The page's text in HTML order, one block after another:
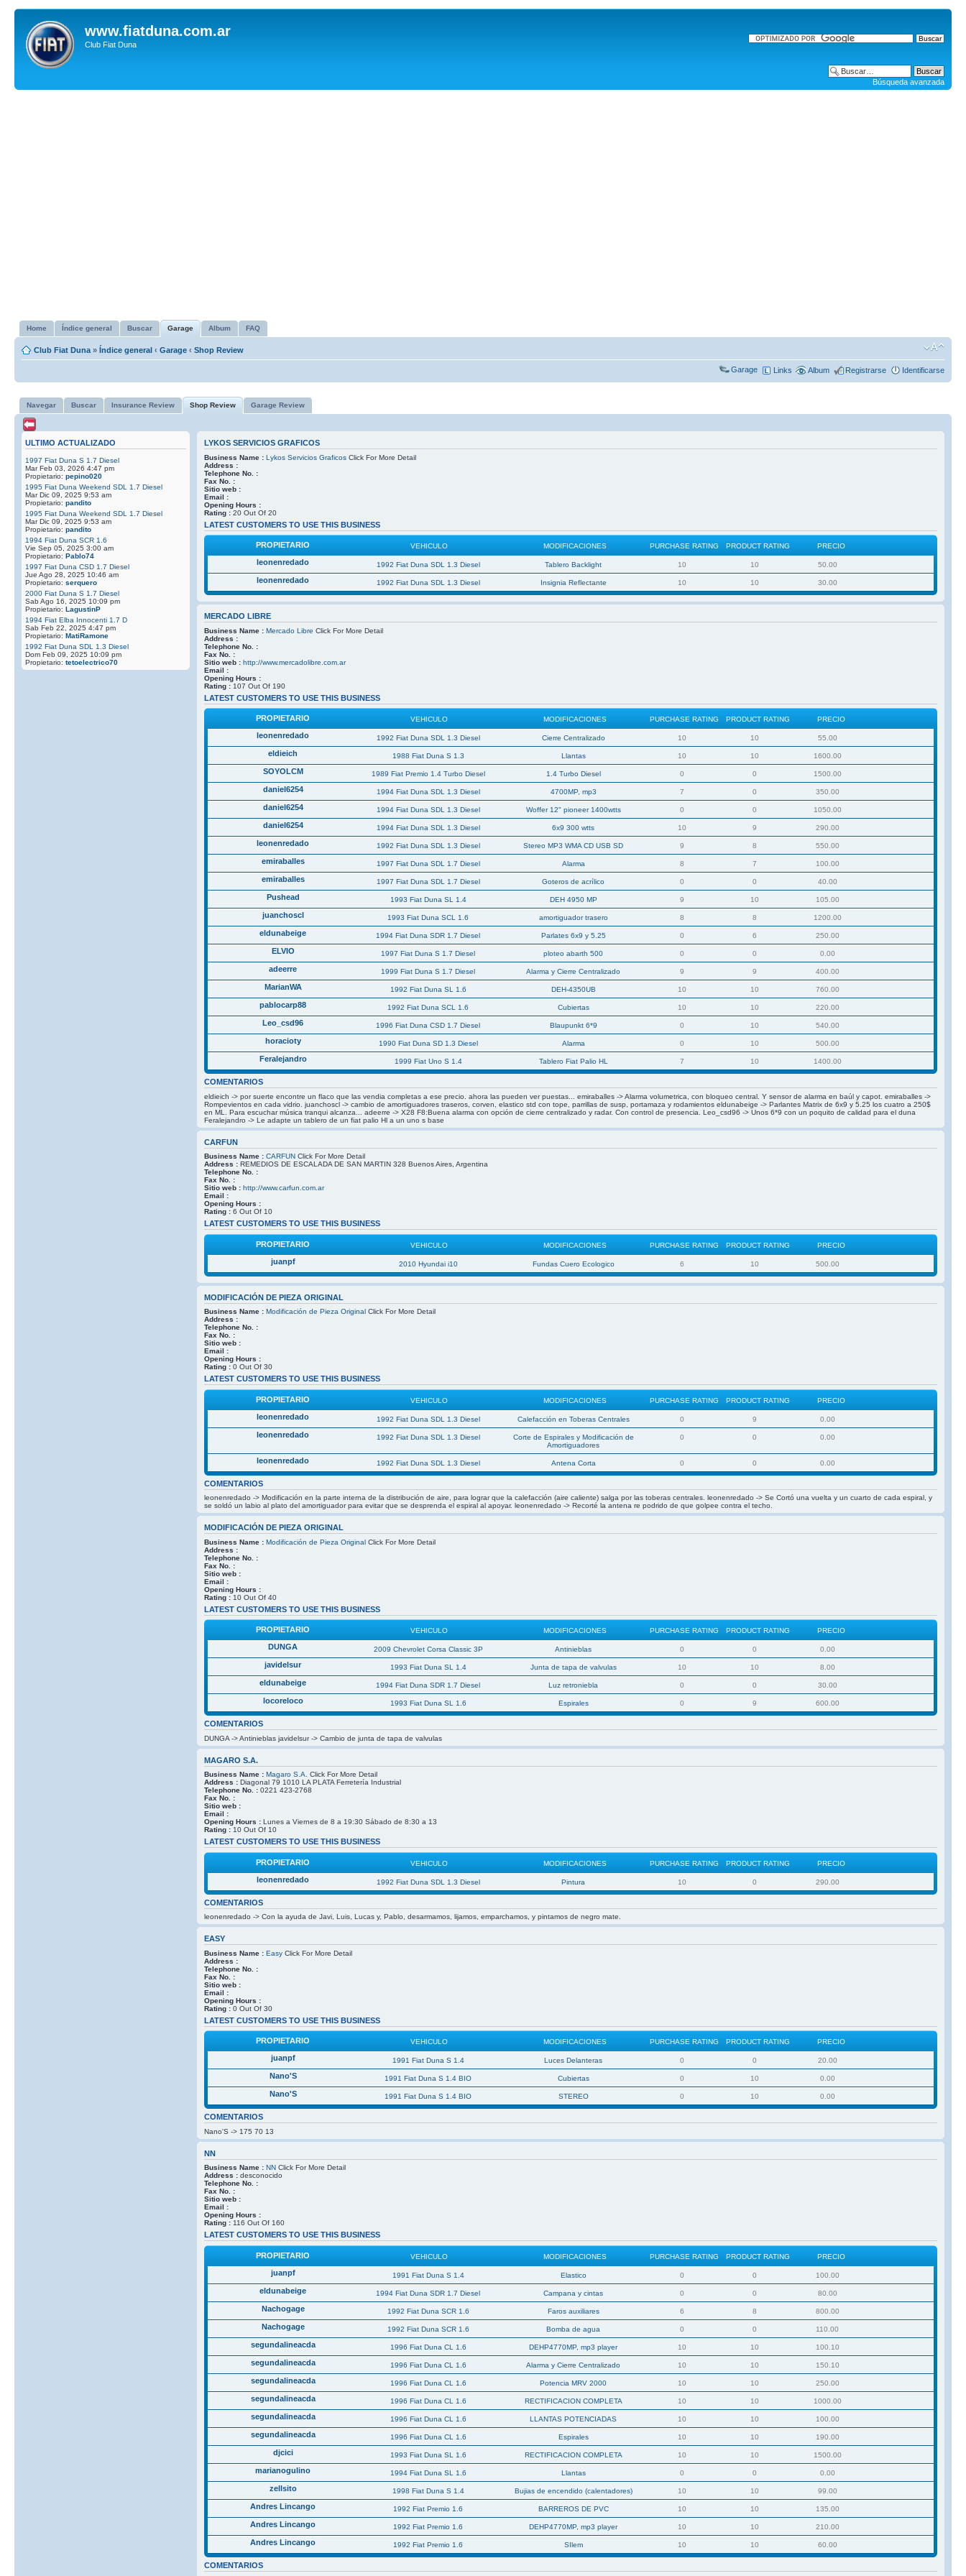
www.fiatduna.com.ar
Club Fiat Duna
Búsqueda avanzada
Home Índice general Buscar Garage Album FAQ
Club Fiat Duna » Índice general ‹ Garage ‹ Shop Review
Garage Links Album Registrarse Identificarse
Navegar Buscar Insurance Review Shop Review Garage Review
ULTIMO ACTUALIZADO
1997 Fiat Duna S 1.7 Diesel
Mar Feb 03, 2026 4:47 pm
Propietario: pepino020
1995 Fiat Duna Weekend SDL 1.7 Diesel
Mar Dic 09, 2025 9:53 am
Propietario: pandito
1995 Fiat Duna Weekend SDL 1.7 Diesel
Mar Dic 09, 2025 9:53 am
Propietario: pandito
1994 Fiat Duna SCR 1.6
Vie Sep 05, 2025 3:00 am
Propietario: Pablo74
1997 Fiat Duna CSD 1.7 Diesel
Jue Ago 28, 2025 10:46 am
Propietario: serquero
2000 Fiat Duna S 1.7 Diesel
Sab Ago 16, 2025 10:09 pm
Propietario: LagustinP
1994 Fiat Elba Innocenti 1.7 D
Sab Feb 22, 2025 4:47 pm
Propietario: MatiRamone
1992 Fiat Duna SDL 1.3 Diesel
Dom Feb 09, 2025 10:09 pm
Propietario: tetoelectrico70
LYKOS SERVICIOS GRAFICOS
Business Name : Lykos Servicios GraficosClick For More Detail
Address :
Telephone No. :
Fax No. :
Sitio web :
Email :
Opening Hours :
Rating : 20 Out Of 20
LATEST CUSTOMERS TO USE THIS BUSINESS
PROPIETARIO VEHICULO MODIFICACIONES PURCHASE RATING PRODUCT RATING PRECIO
leonenredado 1992 Fiat Duna SDL 1.3 Diesel Tablero Backlight 10 10 50.00
leonenredado 1992 Fiat Duna SDL 1.3 Diesel Insignia Reflectante 10 10 30.00
MERCADO LIBRE
Business Name : Mercado Libre Click For More Detail
Address :
Telephone No. :
Fax No. :
Sitio web : http://www.mercadolibre.com.ar
Email :
Opening Hours :
Rating : 107 Out Of 190
LATEST CUSTOMERS TO USE THIS BUSINESS
PROPIETARIO VEHICULO MODIFICACIONES PURCHASE RATING PRODUCT RATING PRECIO
leonenredado 1992 Fiat Duna SDL 1.3 Diesel Cierre Centralizado 10 10 55.00
eldieich 1988 Fiat Duna S 1.3 Llantas 10 10 1600.00
SOYOLCM 1989 Fiat Premio 1.4 Turbo Diesel 1.4 Turbo Diesel 0 0 1500.00
daniel6254 1994 Fiat Duna SDL 1.3 Diesel 4700MP, mp3 7 0 350.00
daniel6254 1994 Fiat Duna SDL 1.3 Diesel Woffer 12" pioneer 1400wtts 0 0 1050.00
daniel6254 1994 Fiat Duna SDL 1.3 Diesel 6x9 300 wtts 10 9 290.00
leonenredado 1992 Fiat Duna SDL 1.3 Diesel Stereo MP3 WMA CD USB SD 9 8 550.00
emiraballes 1997 Fiat Duna SDL 1.7 Diesel Alarma 8 7 100.00
emiraballes 1997 Fiat Duna SDL 1.7 Diesel Goteros de acrílico 0 0 40.00
Pushead 1993 Fiat Duna SL 1.4 DEH 4950 MP 9 10 105.00
juanchoscl 1993 Fiat Duna SCL 1.6 amortiguador trasero 8 8 1200.00
eldunabeige 1994 Fiat Duna SDR 1.7 Diesel Parlates 6x9 y 5.25 0 6 250.00
ELVIO 1997 Fiat Duna S 1.7 Diesel ploteo abarth 500 0 0 0.00
adeerre 1999 Fiat Duna S 1.7 Diesel Alarma y Cierre Centralizado 9 9 400.00
MarianWA 1992 Fiat Duna SL 1.6 DEH-4350UB 10 10 760.00
pablocarp88 1992 Fiat Duna SCL 1.6 Cubiertas 10 10 220.00
Leo_csd96 1996 Fiat Duna CSD 1.7 Diesel Blaupunkt 6*9 0 10 540.00
horacioty 1990 Fiat Duna SD 1.3 Diesel Alarma 0 10 500.00
Feralejandro 1999 Fiat Uno S 1.4 Tablero Fiat Palio HL 7 10 1400.00
COMENTARIOS
eldieich -> por suerte encontre un flaco que las vendia completas a ese precio. ahora las pueden ver puestas... emiraballes -> Alarma volumetrica, con bloqueo central. Y sensor de alarma en baúl y capot. emiraballes ->
Rompevientos en cada vidrio. juanchoscl -> cambio de amortiguadores traseros, corven, elastico std con tope, parrillas de susp, portamaza y rodamientos eldunabeige -> Parlantes Matrix de 6x9 y 5.25 los cuatro a 250$
en ML. Para escuchar música tranqui alcanza... adeerre -> X28 F8:Buena alarma con opción de cierre centralizado y radar. Con control de presencia. Leo_csd96 -> Unos 6*9 con un poquito de calidad para el duna
Feralejandro -> Le adapte un tablero de un fiat palio Hl a un uno s base
CARFUN
Business Name : CARFUNClick For More Detail
Address : REMEDIOS DE ESCALADA DE SAN MARTIN 328 Buenos Aires, Argentina
Telephone No. :
Fax No. :
Sitio web : http://www.carfun.com.ar
Email :
Opening Hours :
Rating : 6 Out Of 10
LATEST CUSTOMERS TO USE THIS BUSINESS
PROPIETARIO VEHICULO MODIFICACIONES PURCHASE RATING PRODUCT RATING PRECIO
juanpf 2010 Hyundai i10 Fundas Cuero Ecologico 6 10 500.00
MODIFICACIÓN DE PIEZA ORIGINAL
Business Name : Modificación de Pieza OriginalClick For More Detail
Address :
Telephone No. :
Fax No. :
Sitio web :
Email :
Opening Hours :
Rating : 0 Out Of 30
LATEST CUSTOMERS TO USE THIS BUSINESS
PROPIETARIO VEHICULO MODIFICACIONES PURCHASE RATING PRODUCT RATING PRECIO
leonenredado 1992 Fiat Duna SDL 1.3 Diesel Calefacción en Toberas Centrales 0 9 0.00
leonenredado 1992 Fiat Duna SDL 1.3 Diesel
Corte de Espirales y Modificación de
Amortiguadores
0 0 0.00
leonenredado 1992 Fiat Duna SDL 1.3 Diesel Antena Corta 0 0 0.00
COMENTARIOS
leonenredado -> Modificación en la parte interna de la distribución de aire, para lograr que la calefacción (aire caliente) salga por las toberas centrales. leonenredado -> Se Cortó una vuelta y un cuarto de cada espiral, y
se soldó un labio al plato del amortiguador para evitar que se desprenda el espiral al apoyar. leonenredado -> Recorté la antena re podrido de que golpee contra el techo.
MODIFICACIÓN DE PIEZA ORIGINAL
Business Name : Modificación de Pieza OriginalClick For More Detail
Address :
Telephone No. :
Fax No. :
Sitio web :
Email :
Opening Hours :
Rating : 10 Out Of 40
LATEST CUSTOMERS TO USE THIS BUSINESS
PROPIETARIO VEHICULO MODIFICACIONES PURCHASE RATING PRODUCT RATING PRECIO
DUNGA 2009 Chevrolet Corsa Classic 3P Antinieblas 0 0 0.00
javidelsur 1993 Fiat Duna SL 1.4 Junta de tapa de valvulas 10 10 8.00
eldunabeige 1994 Fiat Duna SDR 1.7 Diesel Luz retroniebla 0 0 30.00
locoreloco 1993 Fiat Duna SL 1.6 Espirales 0 9 600.00
COMENTARIOS
DUNGA -> Antinieblas javidelsur -> Cambio de junta de tapa de valvulas
MAGARO S.A.
Business Name : Magaro S.A.
Click For More Detail
Address : Diagonal 79 1010 LA PLATA Ferretería Industrial
Telephone No. : 0221 423-2768
Fax No. :
Sitio web :
Email :
Opening Hours : Lunes a Viernes de 8 a 19:30 Sábado de 8:30 a 13
Rating : 10 Out Of 10
LATEST CUSTOMERS TO USE THIS BUSINESS
PROPIETARIO VEHICULO MODIFICACIONES PURCHASE RATING PRODUCT RATING PRECIO
leonenredado 1992 Fiat Duna SDL 1.3 Diesel Pintura 10 0 290.00
COMENTARIOS
leonenredado -> Con la ayuda de Javi, Luis, Lucas y, Pablo, desarmamos, lijamos, emparchamos, y pintamos de negro mate.
EASY
Business Name : EasyClick For More Detail
Address :
Telephone No. :
Fax No. :
Sitio web :
Email :
Opening Hours :
Rating : 0 Out Of 30
LATEST CUSTOMERS TO USE THIS BUSINESS
PROPIETARIO VEHICULO MODIFICACIONES PURCHASE RATING PRODUCT RATING PRECIO
juanpf 1991 Fiat Duna S 1.4 Luces Delanteras 0 0 20.00
Nano'S 1991 Fiat Duna S 1.4 BIO Cubiertas 0 10 0.00
Nano'S 1991 Fiat Duna S 1.4 BIO STEREO 0 10 0.00
COMENTARIOS
Nano'S -> 175 70 13
NN
Business Name : NNClick For More Detail
Address : desconocido
Telephone No. :
Fax No. :
Sitio web :
Email :
Opening Hours :
Rating : 116 Out Of 160
LATEST CUSTOMERS TO USE THIS BUSINESS
PROPIETARIO VEHICULO MODIFICACIONES PURCHASE RATING PRODUCT RATING PRECIO
juanpf 1991 Fiat Duna S 1.4 Elastico 0 0 100.00
eldunabeige 1994 Fiat Duna SDR 1.7 Diesel Campana y cintas 0 0 80.00
Nachogage 1992 Fiat Duna SCR 1.6 Faros auxiliares 6 8 800.00
Nachogage 1992 Fiat Duna SCR 1.6 Bomba de agua 0 0 110.00
segundalineacda 1996 Fiat Duna CL 1.6 DEHP4770MP, mp3 player 10 10 100.10
segundalineacda 1996 Fiat Duna CL 1.6 Alarma y Cierre Centralizado 10 10 150.10
segundalineacda 1996 Fiat Duna CL 1.6 Potencia MRV 2000 10 10 250.00
segundalineacda 1996 Fiat Duna CL 1.6 RECTIFICACION COMPLETA 10 10 1000.00
segundalineacda 1996 Fiat Duna CL 1.6 LLANTAS POTENCIADAS 10 10 100.00
segundalineacda 1996 Fiat Duna CL 1.6 Espirales 10 10 190.00
djcici 1993 Fiat Duna SL 1.6 RECTIFICACION COMPLETA 10 10 1500.00
marianogulino 1994 Fiat Duna SL 1.6 Llantas 0 0 0.00
zellsito 1998 Fiat Duna S 1.4 Bujias de encendido (calentadores) 10 10 99.00
Andres Lincango 1992 Fiat Premio 1.6 BARREROS DE PVC 10 10 135.00
Andres Lincango 1992 Fiat Premio 1.6 DEHP4770MP, mp3 player 10 10 210.00
Andres Lincango 1992 Fiat Premio 1.6 SIlem 10 10 60.00
COMENTARIOS